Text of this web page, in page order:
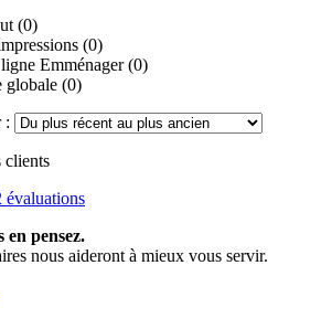
(0)
(0)
Emménager (0)
globale (0)
:
clients
évaluations
en pensez.
nous aideront à mieux vous servir.